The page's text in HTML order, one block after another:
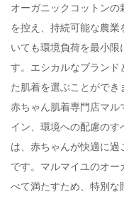
オーガニックコットンの
を控え、持続可能な農
いても環境負荷を最小限
す。エシカルなブランド
た肌着を選ぶことができ
赤ちゃん肌着専門店マ
イン、環境への配慮のす
は、赤ちゃんが快適に
です。マルマイユのオ
べて満たすため、特別